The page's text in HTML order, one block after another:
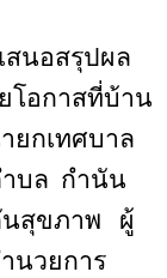
สนอสรุปผล
โอกาสที่บ้าน
ยกเทศบาล
บล กำนัน
นสุขภาพ
ผู้
นวยการ